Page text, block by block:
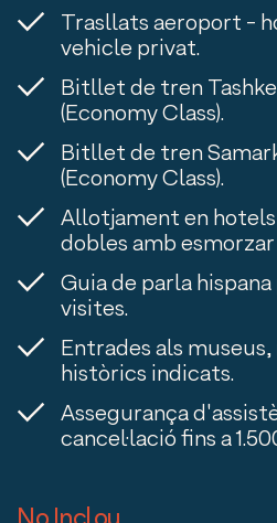
Trasllats aeroport -
vehicle privat.
Bitllet de tren
(Economy Class).
Bitllet de tren
(Economy Class).
Allotjament en
dobles amb
Guia de parla
visites.
Entrades als
històrics indicats.
Assegurança
cancel·lació fins a